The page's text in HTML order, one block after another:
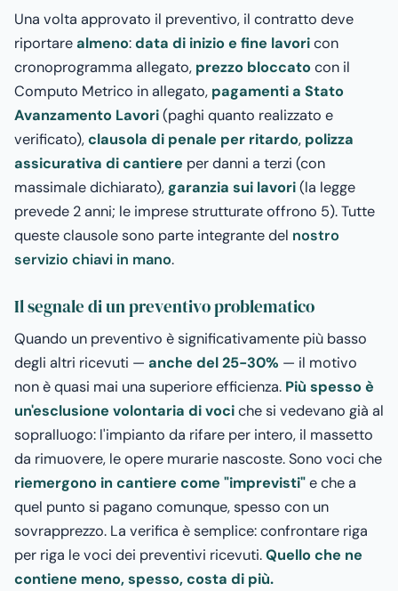
Una volta approvato il preventivo, il contratto deve
riportarealmeno:data di inizio e fine lavoricon
cronoprogramma allegato, prezzo bloccatocon il
Computo Metrico in allegato, pagamenti a Stato
Avanzamento Lavori(paghi quanto realizzato e
verificato),clausola di penale per ritardo, polizza
assicurativa di cantiere per danni a terzi (con
massimale dichiarato),garanzia sui lavori(la legge
prevede 2 anni; le imprese strutturate offrono 5). Tutte
queste clausole sono parte integrante del nostro
servizio chiavi in mano.
Il segnale di un preventivo problematico
Quando un preventivo è significativamente più basso
degli altri ricevuti — anche del 25-30% — il motivo
non è quasi mai una superiore efficienza. Più spesso è
un'esclusione volontaria di vociche si vedevano già al
sopralluogo: l'impianto da rifare per intero, il massetto
da rimuovere, le opere murarie nascoste. Sono voci che
riemergono in cantiere come "imprevisti"e che a
quel punto si pagano comunque, spesso con un
sovrapprezzo. La verifica è semplice: confrontare riga
per riga le voci dei preventivi ricevuti.Quello che ne
contiene meno, spesso, costa di più.